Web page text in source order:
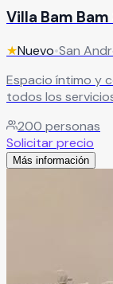
Villa Bam
★Nuevo•San
Espacio íntimo y
todos los
celebración.Leer
200 personas
Solicitar precio
Más información